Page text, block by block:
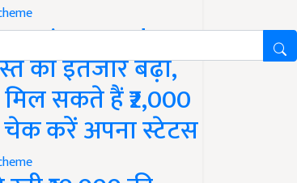
Yojana Update:
का इंतजार बढ़ा,
सकते हैं ₹2,000
करें अपना स्टेटस